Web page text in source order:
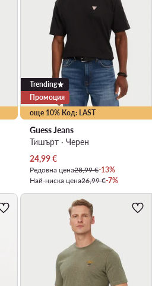
още 10% Код: LAST
Trending
Промоция
Guess Jeans
Тишърт · Черен
Актуална цена
24,99€
Редовна цена28,99 €-13%
Най-ниска цена26,99 €-7%